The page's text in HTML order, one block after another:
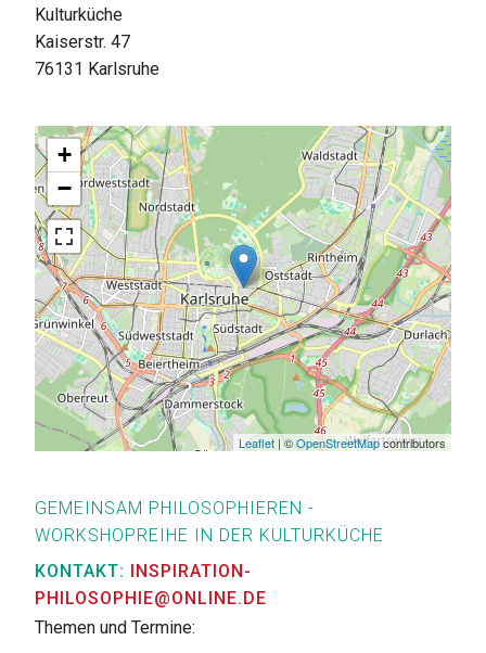
Kulturküche
Kaiserstr. 47
76131 Karlsruhe
+
−
Leaflet | ©OpenStreetMapcontributors
GEMEINSAM PHILOSOPHIEREN -
WORKSHOPREIHE IN DER KULTURKÜCHE
KONTAKT: INSPIRATION-
PHILOSOPHIE@ONLINE.DE
Themen und Termine: